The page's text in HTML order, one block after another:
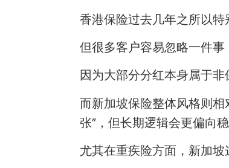
香港保险过去几年之所以特
但很多客户容易忽略一件事
因为大部分分红本身属于
而新加坡保险整体风格则
张”，但长期逻辑会更偏向稳
尤其在重疾险方面，新加坡